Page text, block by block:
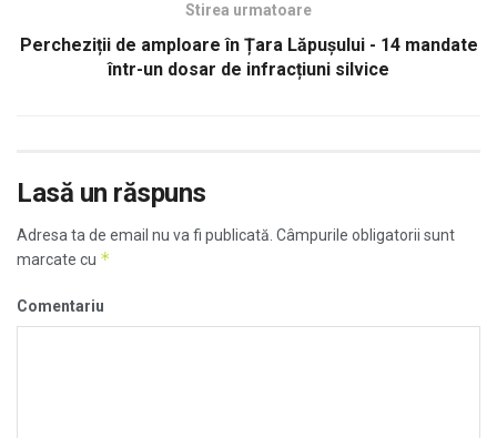
Stirea urmatoare
Percheziții de amploare în Țara Lăpușului - 14 mandate
într-un dosar de infracțiuni silvice
Lasă un răspuns
Adresa ta de email nu va fi publicată. Câmpurile obligatorii sunt
marcate cu *
Comentariu